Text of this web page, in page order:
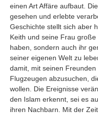
einen Art Affäre aufbaut.
gesehen und erlebte
Geschichte stellt sich aber
Keith und seine Frau
haben, sondern auch ihr
seiner eigenen Welt zu
damit, mit seinen
Flugzeugen abzusuchen,
wollen. Die Ereignisse
den Islam erkennt, sei es
ihren Nachbarn. Mit der